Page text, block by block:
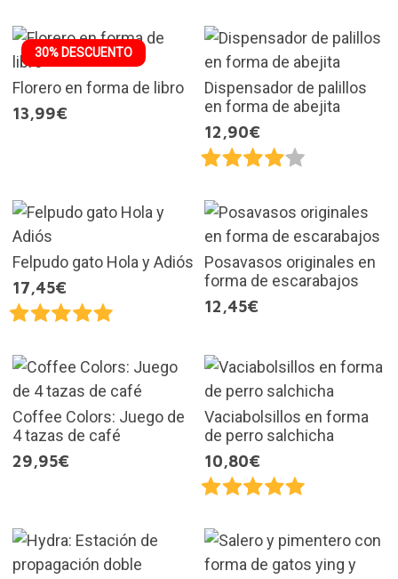
30% DESCUENTO
Florero en forma de libro
13,99€
Dispensador de palillos
en forma de abejita
12,90€
Felpudo gato Hola y Adiós
17,45€
Posavasos originales en
forma de escarabajos
12,45€
Coffee Colors: Juego de
4 tazas de café
29,95€
Vaciabolsillos en forma
de perro salchicha
10,80€